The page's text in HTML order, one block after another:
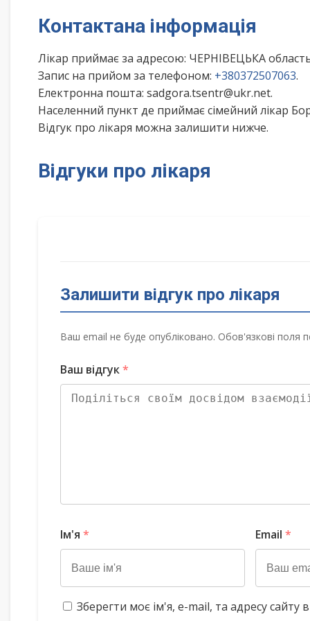
Контактана інформація
Лікар приймає за адресою: ЧЕРНІВЕЦЬКА
Запис на прийом за телефоном: +380372507063.
Електронна пошта: sadgora.tsentr@ukr.net.
Населенний пункт де приймає сімейний лікар
Відгук про лікаря можна залишити нижче.
Відгуки про лікаря
Залишити відгук про лікаря
Ваш email не буде опубліковано. Обов'язкові поля
Ваш відгук*
Ім'я * Email *
Зберегти моє ім'я, e-mail, та адресу